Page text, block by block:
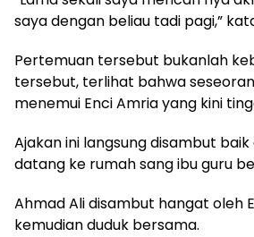
saya dengan beliau tadi pagi,”
Pertemuan tersebut bukanlah
tersebut, terlihat bahwa
menemui Enci Amria yang kini
Ajakan ini langsung disambut
datang ke rumah sang ibu guru
Ahmad Ali disambut hangat oleh
kemudian duduk bersama.